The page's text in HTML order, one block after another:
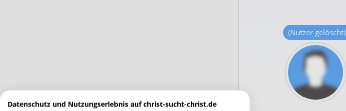
(Nutzer gelöscht)
Datenschutz und Nutzungserlebnis auf christ-sucht-christ.de